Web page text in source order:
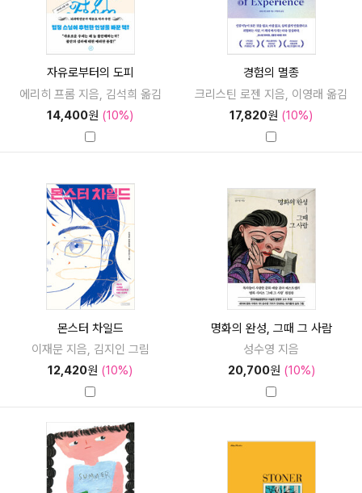
자유로부터의 도피
에리히 프롬 지음, 김석희 옮김
14,400원 (10%)
경험의 멸종
크리스틴 로젠 지음, 이영래 옮김
17,820원 (10%)
몬스터 차일드
이재문 지음, 김지인 그림
12,420원 (10%)
명화의 완성, 그때 그 사람
성수영 지음
20,700원 (10%)